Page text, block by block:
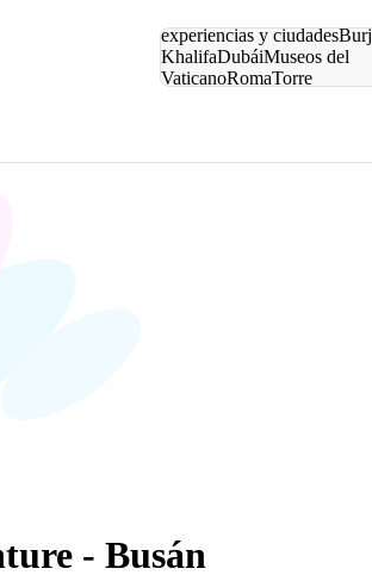
experiencias y ciudadesBurj
KhalifaDubáiMuseos del
VaticanoRomaTorre
- Busán